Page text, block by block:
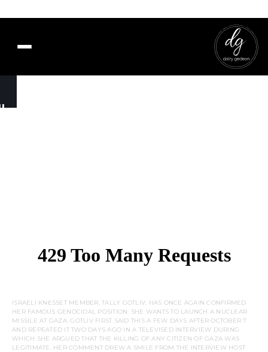
ISRAELI KNESSET MEMBER, TALLY GOTLIV, HAS ONCE AGAIN CONFIRMED
HER FAMOUS GENOCIDAL POSITION: SHE WANTS TO LAUNCH A NUCLEAR
MISSILE AT GAZA. GOTLIV FIRST SAID THIS A FEW DAYS AFTER OCTOBER 7
AND REPEATED IT TWO DAYS AGO IN A TELEVISED INTERVIEW DURING
WHICH SHE ARGUED THAT THE KILLING OF ANY CITIZEN OF GAZA WAS
LEGITIMATE. HER COMMENT DREW A SMILE FROM THE INTERVIEW HOST